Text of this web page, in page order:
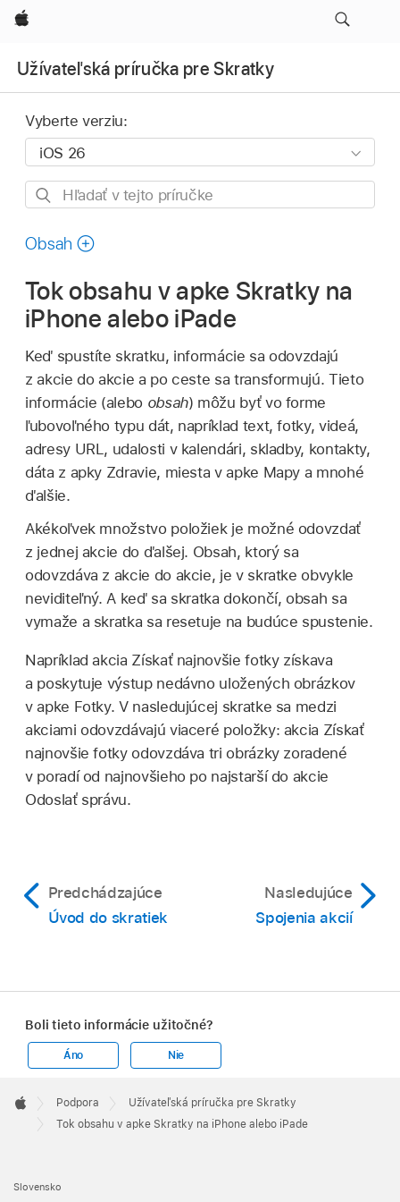
Apple
Užívateľská príručka pre Skratky
Vyberte verziu:
Hľadať
príručke
Obsah
Tok obsahu v apke Skratky na
iPhone alebo iPade
Keď spustíte skratku, informácie sa odovzdajú
z akcie do akcie a po ceste sa transformujú. Tieto
informácie (alebo obsah) môžu byť vo forme
ľubovoľného typu dát, napríklad text, fotky, videá,
adresy URL, udalosti v kalendári, skladby, kontakty,
dáta z apky Zdravie, miesta v apke Mapy a mnohé
ďalšie.
Akékoľvek množstvo položiek je možné odovzdať
z jednej akcie do ďalšej. Obsah, ktorý sa
odovzdáva z akcie do akcie, je v skratke obvykle
neviditeľný. A keď sa skratka dokončí, obsah sa
vymaže a skratka sa resetuje na budúce spustenie.
Napríklad akcia Získať najnovšie fotky získava
a poskytuje výstup nedávno uložených obrázkov
v apke Fotky. V nasledujúcej skratke sa medzi
akciami odovzdávajú viaceré položky: akcia Získať
najnovšie fotky odovzdáva tri obrázky zoradené
v poradí od najnovšieho po najstarší do akcie
Odoslať správu.
Predchádzajúce
Úvod do skratiek
Nasledujúce
Spojenia akcií
Boli tieto informácie užitočné?
Áno Nie
Footer

Apple
Podpora
Užívateľská príručka pre Skratky
Tok obsahu v apke Skratky na iPhone alebo iPade
Slovensko